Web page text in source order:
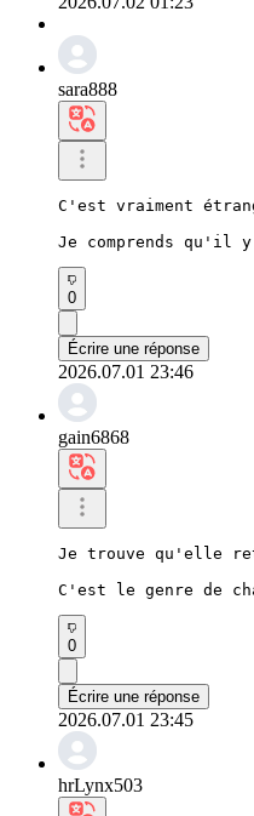
sara888
C'est vraiment
Je comprends qu'il
0
Écrire une réponse
2026.07.01 23:46
gain6868
Je trouve qu'elle
C'est le genre de
0
Écrire une réponse
2026.07.01 23:45
hrLynx503